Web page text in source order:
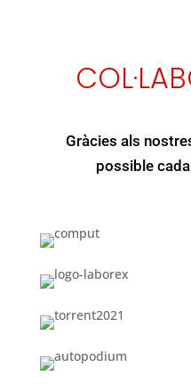
Gràcies als
possible